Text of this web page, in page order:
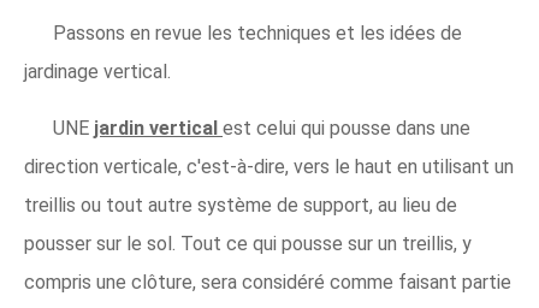
Passons en revue les techniques et les idées de
jardinage vertical.
UNE jardin vertical est celui qui pousse dans une
direction verticale, c'est-à-dire, vers le haut en utilisant un
treillis ou tout autre système de support, au lieu de
pousser sur le sol. Tout ce qui pousse sur un treillis, y
compris une clôture, sera considéré comme faisant partie